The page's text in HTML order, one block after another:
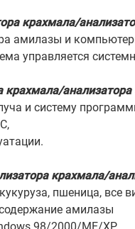
крахмала/
амилазы и
управляется
крахмала/
и систему
крахмала/
пшеница, все
амилазы